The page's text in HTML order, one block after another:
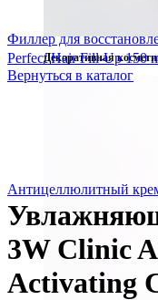
Декоративная
Филлер для
Perfect Hair Fill-Up 150
Вернуться в каталог
Антицеллюлитный
3W Clinic
Activating